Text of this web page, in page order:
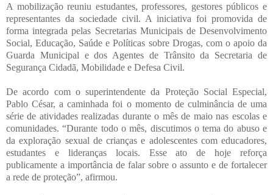
A mobilização reuniu estudantes, professores, gestores públicos e
representantes da sociedade civil. A iniciativa foi promovida de
forma integrada pelas Secretarias Municipais de Desenvolvimento
Social, Educação, Saúde e Políticas sobre Drogas, com o apoio da
Guarda Municipal e dos Agentes de Trânsito da Secretaria de
Segurança Cidadã, Mobilidade e Defesa Civil.
De acordo com o superintendente da Proteção Social Especial,
Pablo César, a caminhada foi o momento de culminância de uma
série de atividades realizadas durante o mês de maio nas escolas e
comunidades. “Durante todo o mês, discutimos o tema do abuso e
da exploração sexual de crianças e adolescentes com educadores,
estudantes e lideranças locais. Esse ato de hoje reforça
publicamente a importância de falar sobre o assunto e de fortalecer
a rede de proteção”, afirmou.